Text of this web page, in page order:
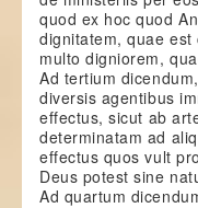
quod ex hoc quod
dignitatem, quae
multo digniorem,
Ad tertium
diversis agentibus
effectus, sicut ab
determinatam ad
effectus quos vult
Deus potest sine
Ad quartum